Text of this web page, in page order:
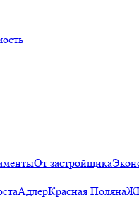
–
От застройщика
АдлерКрасная Поляна